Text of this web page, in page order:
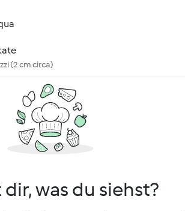
(2 cm circa)
was du siehst?